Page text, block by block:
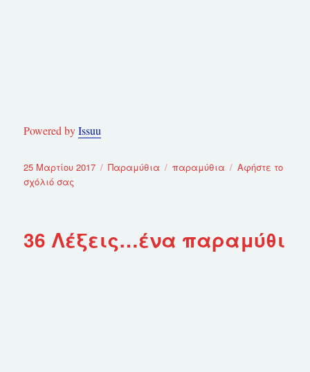
Powered byIssuu
Δημοσιεύτηκε
την
25 Μαρτίου 2017 Κατηγορίες
Παραμύθια Ετικέτες
παραμύθια
Αφήστε το
σχόλιό σας
η
ροδιά
36 Λέξεις…ένα παραμύθι